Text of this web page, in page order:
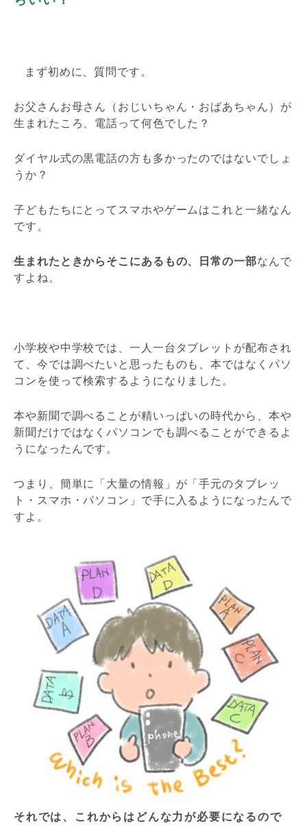
まず初めに、質問です。
お父さんお母さん（おじいちゃん・おばあちゃん）が
生まれたころ、電話って何色でした？
ダイヤル式の黒電話の方も多かったのではないでしょ
うか？
子どもたちにとってスマホやゲームはこれと一緒なん
です。
生まれたときからそこにあるもの、日常の一部なんで
すよね。
小学校や中学校では、一人一台タブレットが配布され
て、今では調べたいと思ったものも、本ではなくパソ
コンを使って検索するようになりました。
本や新聞で調べることが精いっぱいの時代から、本や
新聞だけではなくパソコンでも調べることができるよ
うになったんです。
つまり、簡単に「大量の情報」が「手元のタブレッ
ト・スマホ・パソコン」で手に入るようになったんで
すよ。
それでは、これからはどんな力が必要になるので